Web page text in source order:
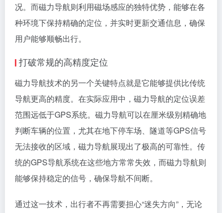
况。而磁力导航则利用磁场感应的独特优势，能够在各
种环境下保持精确的定位，并实时更新交通信息，确保
用户能够顺畅出行。
打破常规的高精度定位
磁力导航技术的另一个关键特点就是它能够提供比传统
导航更高的精度。在实际应用中，磁力导航的定位误差
范围远低于GPS系统。磁力导航可以在厘米级别精确地
判断车辆的位置，尤其在地下停车场、隧道等GPS信号
无法接收的区域，磁力导航展现出了极高的可靠性。传
统的GPS导航系统在这些地方常常失效，而磁力导航则
能够保持稳定的信号，确保导航不间断。
通过这一技术，出行者不再需要担心“迷失方向”，无论